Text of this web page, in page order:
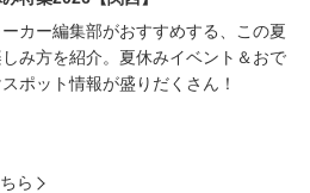
カー編集部がおすすめする、この夏
み方を紹介。夏休みイベント＆おで
ポット情報が盛りだくさん！
ら